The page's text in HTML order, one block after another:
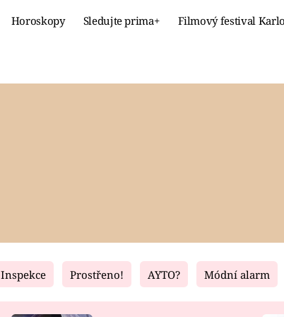
Horoskopy Sledujte prima+ Filmový festival
Fresh Living
Inspekce Prostřeno! AYTO? Módní alarm